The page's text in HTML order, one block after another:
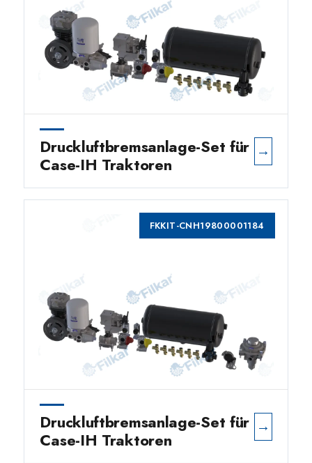
Druckluftbremsanlage-Set für
Case-IH Traktoren
→
FKKIT-CNH19800001184
Druckluftbremsanlage-Set für
Case-IH Traktoren
→